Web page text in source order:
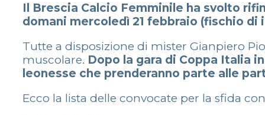
Il Brescia Calcio Femminile ha svolto
domani mercoledì 21 febbraio (fischio di
Tutte a disposizione di mister Gianpiero
muscolare. Dopo la gara di Coppa Italia
leonesse che prenderanno parte alle
Ecco la lista delle convocate per la sfida